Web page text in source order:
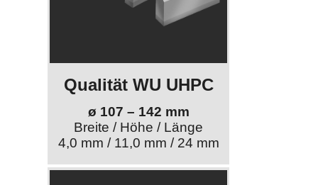
Qualität WU UHPC
ø 107 – 142 mm
Breite / Höhe / Länge
4,0 mm / 11,0 mm / 24 mm